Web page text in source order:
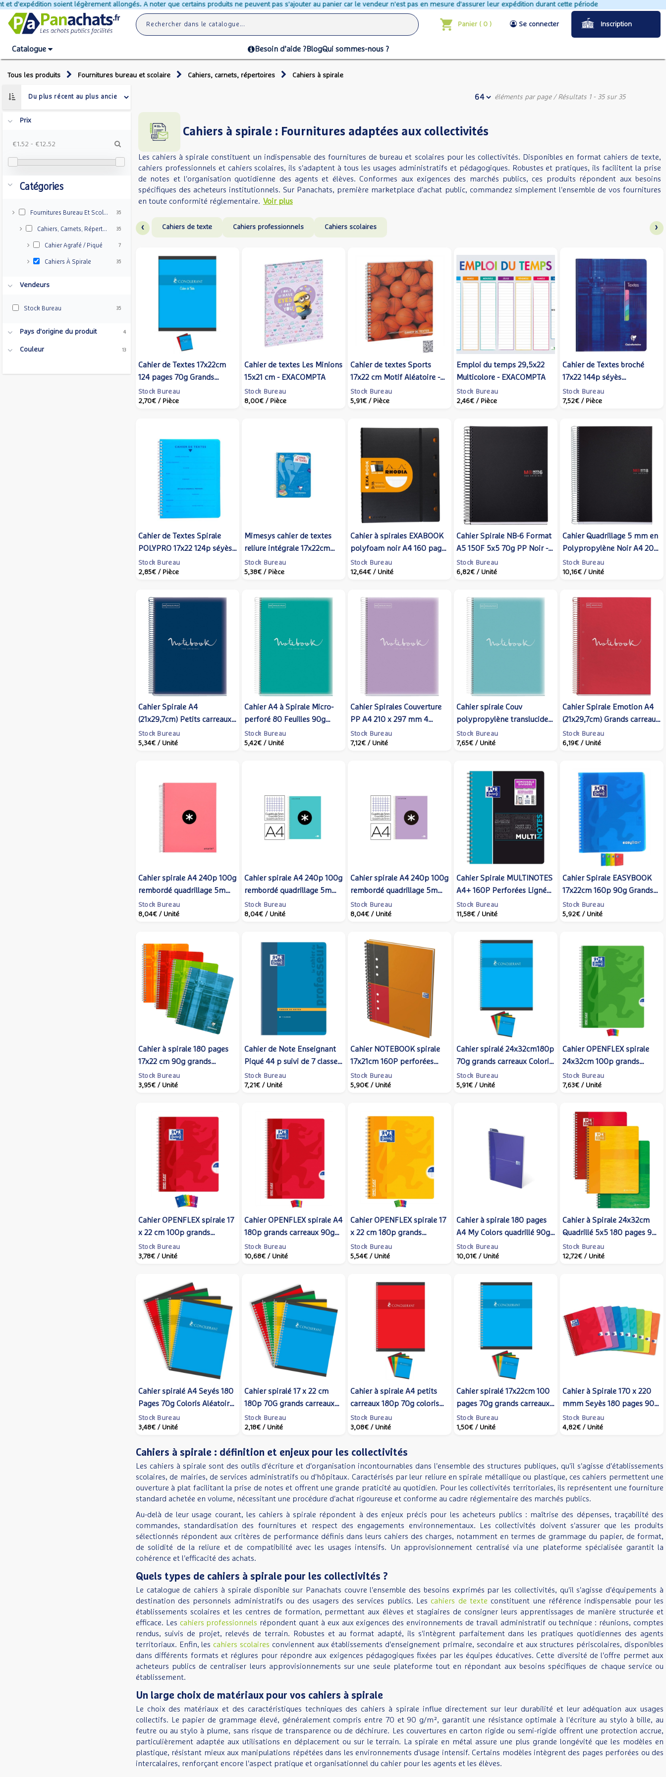
légèrement allongés. A noter que certains produits ne peuvent pas s'ajouter au panier car le vendeur n'est pas en mesure d'assurer leur expédition durant cette période
Panier ( 0 ) Se connecter Inscription
Catalogue Besoin d’aide ?BlogQui sommes-nous ?
Tous les produits Fournitures bureau et scolaire Cahiers, carnets, répertoires Cahiers à spirale
éléments par page/ Résultats 1 - 35 sur 35
Prix
€1.52 - €12.52
Catégories
Fournitures Bureau Et Scolaire 35
Cahiers, Carnets, Répertoires35
Cahier Agrafé / Piqué 7
Cahiers À Spirale 35
Vendeurs
Stock Bureau 35
Pays d'origine du produit 4
Couleur 13
Cahiers à spirale : Fournitures adaptées aux collectivités
Les cahiers à spirale constituent un indispensable des fournitures de bureau et scolaires pour les collectivités. Disponibles en format cahiers de texte,
cahiers professionnels et cahiers scolaires, ils s'adaptent à tous les usages administratifs et pédagogiques. Robustes et pratiques, ils facilitent la prise
de notes et l'organisation quotidienne des agents et élèves. Conformes aux exigences des marchés publics, ces produits répondent aux besoins
spécifiques des acheteurs institutionnels. Sur Panachats, première marketplace d'achat public, commandez simplement l'ensemble de vos fournitures
en toute conformité réglementaire. Voir plus
‹ Cahiers de texte Cahiers professionnels Cahiers scolaires ›
Cahier de Textes 17x22cm
124 pages 70g Grands
Carreaux Coloris aléatoires -
CONQUÉRANT
Stock Bureau
2,70€ / Pièce
Cahier de textes Les Minions
15x21 cm - EXACOMPTA
Stock Bureau
8,00€ / Pièce
Cahier de textes Sports
17x22 cm Motif Aléatoire -
EXACOMPTA
Stock Bureau
5,91€ / Pièce
Emploi du temps 29,5x22
Multicolore - EXACOMPTA
Stock Bureau
2,46€ / Pièce
Cahier de Textes broché
17x22 144p séyès
Impression haute qualité -
CLAIREFONTAINE
Stock Bureau
7,52€ / Pièce
Cahier de Textes Spirale
POLYPRO 17x22 124p séyès
70g Couleur Aléatoire -
CLAIREFONTAINE
Stock Bureau
2,85€ / Pièce
Mimesys cahier de textes
reliure intégrale 17x22cm
144 pages grands carreaux -
CLAIREFONTAINE
Stock Bureau
5,38€ / Pièce
Cahier à spirales EXABOOK
polyfoam noir A4 160 pages
quadrillés - Rhodia
Stock Bureau
12,64€ / Unité
Cahier Spirale NB-6 Format
A5 150F 5x5 70g PP Noir -
Miquelrius
Stock Bureau
6,82€ / Unité
Cahier Quadrillage 5 mm en
Polypropylène Noir A4 200
pages 70 g - Miquelrius
Stock Bureau
10,16€ / Unité
Cahier Spirale A4
(21x29,7cm) Petits carreaux
80 p 90g Couverture
Polypro bleu marine -
Stock Bureau
5,34€ / Unité
Cahier A4 à Spirale Micro-
perforé 80 Feuilles 90g
Couv PP Turquoise -
Miquelrius
Stock Bureau
5,42€ / Unité
Cahier Spirales Couverture
PP A4 210 x 297 mm 4
perforations 120 feuilles 90
g Lavande - Miquelrius
Stock Bureau
7,12€ / Unité
Cahier spirale Couv
polypropylène translucide
Format A4 210 x 297 mm
Bleu - Miquelrius
Stock Bureau
7,65€ / Unité
Cahier Spirale Emotion A4
(21x29,7cm) Grands carreaux
80 Feuilles Polypro rouge -
Apli
Stock Bureau
6,19€ / Unité
Cahier spirale A4 240p 100g
rembordé quadrillage 5mm
microperforé 5 bandes 4
trous coloris corail - Antartik
Stock Bureau
8,04€ / Unité
Cahier spirale A4 240p 100g
rembordé quadrillage 5mm
microperforé 5 bandes 4
trous coloris menthe -
Stock Bureau
8,04€ / Unité
Cahier spirale A4 240p 100g
rembordé quadrillage 5mm
microperforé 5 bandes 4
trous coloris lavande -
Stock Bureau
8,04€ / Unité
Cahier Spirale MULTINOTES
A4+ 160P Perforées Lignées
90g avec Intercalaires -
OXFORD
Stock Bureau
11,58€ / Unité
Cahier Spirale EASYBOOK
17x22cm 160p 90g Grands
Carreaux Coloris Aléatoire -
OXFORD
Stock Bureau
5,92€ / Unité
Cahier à spirale 180 pages
17x22 cm 90g grands
carreaux, couverture couleur
aléatoire - Clairefontaine
Stock Bureau
3,95€ / Unité
Cahier de Note Enseignant
Piqué 44 p suivi de 7 classes
21x29,7 Couv. carte -
OXFORD
Stock Bureau
7,21€ / Unité
Cahier NOTEBOOK spirale
17x21cm 160P perforées
80g lignées 6m-orange -
OXFORD
Stock Bureau
5,90€ / Unité
Cahier spiralé 24x32cm180p
70g grands carreaux Coloris
Aléatoire - Conquérant
Stock Bureau
5,91€ / Unité
Cahier OPENFLEX spirale
24x32cm 100p grands
carreaux 90g Coloris
Aléatoire - Oxford
Stock Bureau
7,63€ / Unité
Cahier OPENFLEX spirale 17
x 22 cm 100p grands
carreaux 90g Coloris
Aléatoire - Oxford
Stock Bureau
3,78€ / Unité
Cahier OPENFLEX spirale A4
180p grands carreaux 90g
Coloris Aléatoire - Oxford
Stock Bureau
10,68€ / Unité
Cahier OPENFLEX spirale 17
x 22 cm 180p grands
carreaux 90g Coloris
Aléatoire - Oxford
Stock Bureau
5,54€ / Unité
Cahier à spirale 180 pages
A4 My Colors quadrillé 90g
Modèle aléatoire - Oxford
Stock Bureau
10,01€ / Unité
Cahier à Spirale 24x32cm
Quadrillé 5x5 180 pages 90g
Coloris Aléatoire - Oxford
Stock Bureau
12,72€ / Unité
Cahier spiralé A4 Seyés 180
Pages 70g Coloris Aléatoire
- Conquérant
Stock Bureau
3,48€ / Unité
Cahier spiralé 17 x 22 cm
180p 70G grands carreaux
colrois aléatoires -
Conquérant
Stock Bureau
2,18€ / Unité
Cahier à spirale A4 petits
carreaux 180p 70g coloris
aléatoire - Conquérant
Stock Bureau
3,08€ / Unité
Cahier spiralé 17x22cm 100
pages 70g grands carreaux
coloris aléatoires -
Conquérant
Stock Bureau
1,50€ / Unité
Cahier à Spirale 170 x 220
mmm Seyès 180 pages 90g
Couv Aléatoire - Oxford
Stock Bureau
4,82€ / Unité
Cahiers à spirale : définition et enjeux pour les collectivités
Les cahiers à spirale sont des outils d'écriture et d'organisation incontournables dans l'ensemble des structures publiques, qu'il s'agisse d'établissements
scolaires, de mairies, de services administratifs ou d'hôpitaux. Caractérisés par leur reliure en spirale métallique ou plastique, ces cahiers permettent une
ouverture à plat facilitant la prise de notes et offrent une grande praticité au quotidien. Pour les collectivités territoriales, ils représentent une fourniture
standard achetée en volume, nécessitant une procédure d'achat rigoureuse et conforme au cadre réglementaire des marchés publics.
Au-delà de leur usage courant, les cahiers à spirale répondent à des enjeux précis pour les acheteurs publics : maîtrise des dépenses, traçabilité des
commandes, standardisation des fournitures et respect des engagements environnementaux. Les collectivités doivent s'assurer que les produits
sélectionnés répondent aux critères de performance définis dans leurs cahiers des charges, notamment en termes de grammage du papier, de format,
de solidité de la reliure et de compatibilité avec les usages intensifs. Un approvisionnement centralisé via une plateforme spécialisée garantit la
cohérence et l'efficacité des achats.
Quels types de cahiers à spirale pour les collectivités ?
Le catalogue de cahiers à spirale disponible sur Panachats couvre l'ensemble des besoins exprimés par les collectivités, qu'il s'agisse d'équipements à
destination des personnels administratifs ou des usagers des services publics. Les cahiers de texte constituent une référence indispensable pour les
établissements scolaires et les centres de formation, permettant aux élèves et stagiaires de consigner leurs apprentissages de manière structurée et
efficace. Les cahiers professionnels répondent quant à eux aux exigences des environnements de travail administratif ou technique : réunions, comptes
rendus, suivis de projet, relevés de terrain. Robustes et au format adapté, ils s'intègrent parfaitement dans les pratiques quotidiennes des agents
territoriaux. Enfin, les cahiers scolaires conviennent aux établissements d'enseignement primaire, secondaire et aux structures périscolaires, disponibles
dans différents formats et réglures pour répondre aux exigences pédagogiques fixées par les équipes éducatives. Cette diversité de l'offre permet aux
acheteurs publics de centraliser leurs approvisionnements sur une seule plateforme tout en répondant aux besoins spécifiques de chaque service ou
établissement.
Un large choix de matériaux pour vos cahiers à spirale
Le choix des matériaux et des caractéristiques techniques des cahiers à spirale influe directement sur leur durabilité et leur adéquation aux usages
collectifs. Le papier de grammage élevé, généralement compris entre 70 et 90 g/m², garantit une résistance optimale à l'écriture au stylo à bille, au
feutre ou au stylo à plume, sans risque de transparence ou de déchirure. Les couvertures en carton rigide ou semi-rigide offrent une protection accrue,
particulièrement adaptée aux utilisations en déplacement ou sur le terrain. La spirale en métal assure une plus grande longévité que les modèles en
plastique, résistant mieux aux manipulations répétées dans les environnements d'usage intensif. Certains modèles intègrent des pages perforées ou des
intercalaires, renforçant encore l'aspect pratique et organisationnel du cahier pour les agents et les élèves.